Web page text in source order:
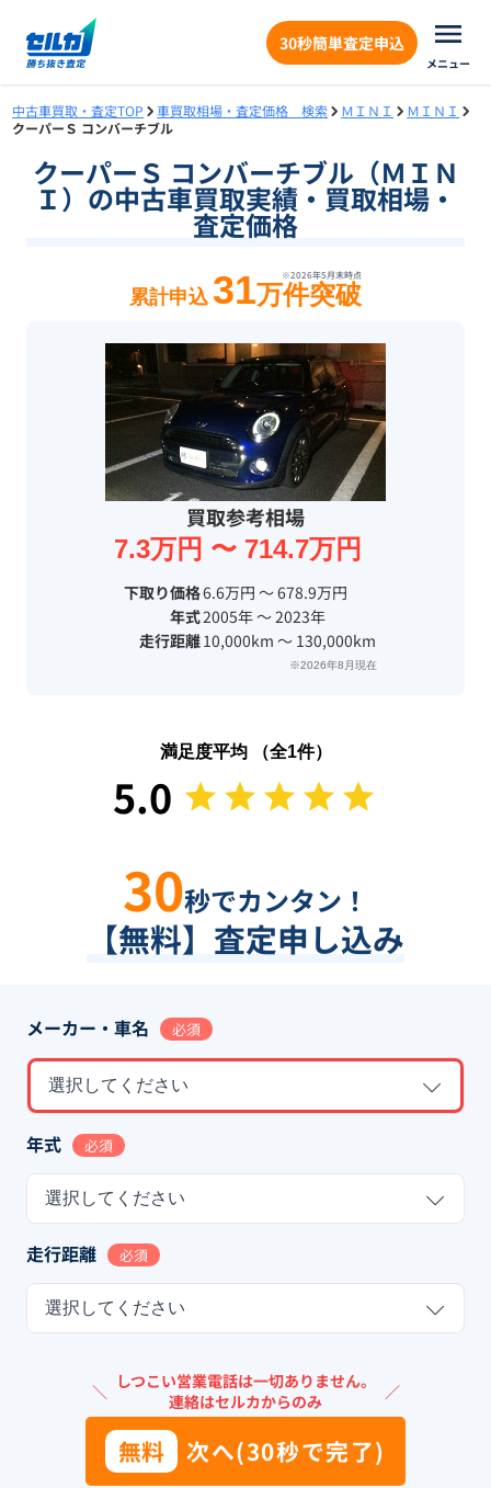
30秒簡単査定申込
メニュー
中古車買取・査定TOP 車買取相場・査定価格 検索 ＭＩＮＩ
ＭＩＮＩ
クーパーＳ コンバーチブル
クーパーＳ コンバーチブル（ＭＩＮ
Ｉ）の中古車買取実績・買取相場・
査定価格
※2026年5月末時点
累計申込 31万件突破
買取参考相場
7.3万円 〜 714.7万円
下取り価格6.6万円 〜 678.9万円
年式2005年 〜 2023年
走行距離10,000km 〜 130,000km
※2026年8月現在
満足度平均 （全1件）
5.0
30秒でカンタン！
【無料】査定申し込み
メーカー・車名 必須
選択してください
年式 必須
選択してください
走行距離 必須
選択してください
＼ しつこい営業電話は一切ありません。
連絡はセルカからのみ
／
無料 次へ(30秒で完了)